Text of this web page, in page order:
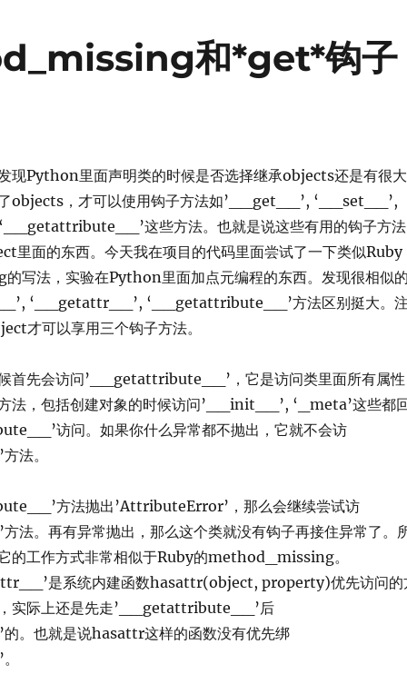
和*get*钩子
现Python里面声明类的时候是否选择继承objects还是有很大
objects，才可以使用钩子方法如’__get__’, ‘__set__’,
这些方法。也就是说这些有用的钩子方法
里面的东西。今天我在项目的代码里面尝试了一下类似Ruby
写法，实验在Python里面加点元编程的东西。发现很相似
‘__getattr__’, ‘__getattribute__’方法区别挺大。
才可以享用三个钩子方法。
首先会访问’__getattribute__’，它是访问类里面所有属性
法，包括创建对象的时候访问’__init__’, ‘_meta’这些都
访问。如果你什么异常都不抛出，它就不会访
法。
方法抛出’AttributeError’，那么会继续尝试访
。再有异常抛出，那么这个类就没有钩子再接住异常了。
的工作方式非常相似于Ruby的method_missing。
是系统内建函数hasattr(object, property)优先访问的
实际上还是先走’__getattribute__’后
。也就是说hasattr这样的函数没有优先绑